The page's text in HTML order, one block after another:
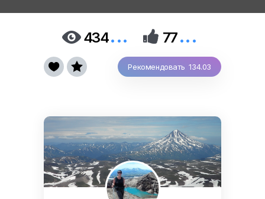
 434...  77...
Рекомендовать 134.03
 